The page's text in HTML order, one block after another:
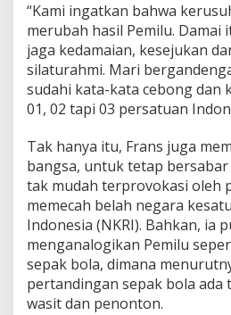
“Kami ingatkan bahwa
merubah hasil Pemilu. Damai
jaga kedamaian, kesejukan
silaturahmi. Mari
sudahi kata-kata cebong dan
01, 02 tapi 03 persatuan
Tak hanya itu, Frans juga
bangsa, untuk tetap
tak mudah terprovokasi oleh
memecah belah negara
Indonesia (NKRI). Bahkan, ia
menganalogikan Pemilu
sepak bola, dimana
pertandingan sepak bola ada
wasit dan penonton.